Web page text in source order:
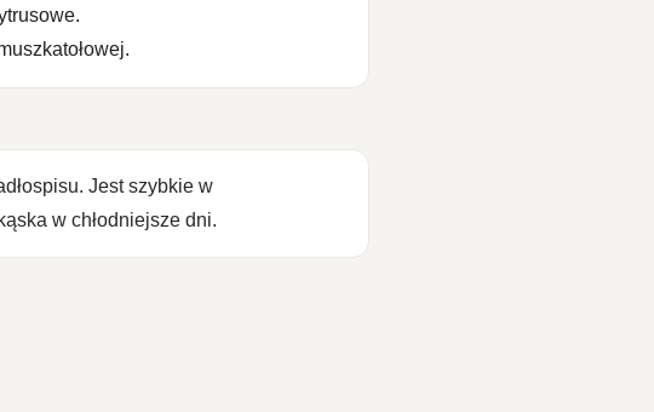
Jest szybkie w
w chłodniejsze dni.